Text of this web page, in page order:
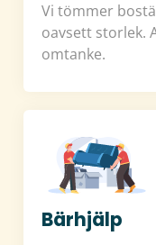
Vi tömmer
oavsett storlek.
omtanke.
Bärhjälp